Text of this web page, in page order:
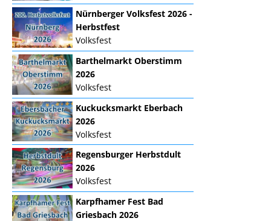
Nürnberger Volksfest 2026 -
Herbstfest
Volksfest
Barthelmarkt Oberstimm
2026
Volksfest
Kuckucksmarkt Eberbach
2026
Volksfest
Regensburger Herbstdult
2026
Volksfest
Karpfhamer Fest Bad
Griesbach 2026